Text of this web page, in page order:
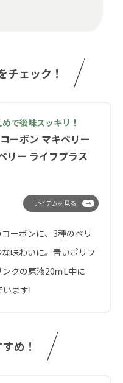
チェック！
ーボン マキベリー
リー ライフプラス
で後味スッキリ！
ーボンに、3種のベリ
味わいに。青いポリフ
クの原液20ｍL中に
います!
アイテムを見る
め！